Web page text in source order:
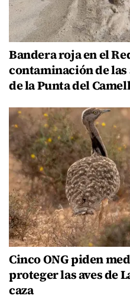
Bandera roja en el
contaminación de
de la Punta del
Cinco ONG piden
proteger las aves de
caza